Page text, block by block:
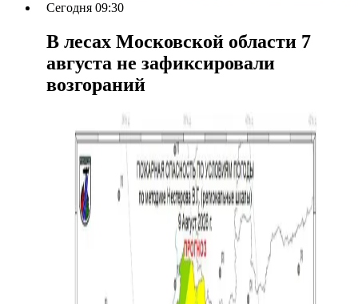
Сегодня 09:30
В лесах Московской области 7
августа не зафиксировали
возгораний